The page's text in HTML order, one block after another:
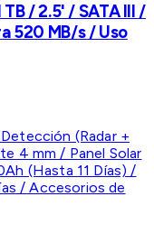
/ 2.5' / SATA III /
520 MB/s / Uso